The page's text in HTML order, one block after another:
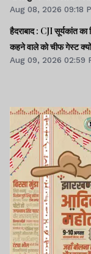
Aug 08, 2026 09:18
हैदराबाद : CJI सूर्यकांत
कहने वाले को चीफ गेस्ट
Aug 09, 2026 02:59